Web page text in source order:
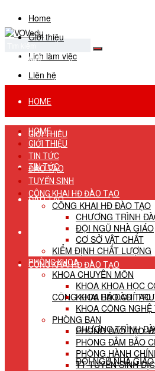
Home
Giới thiệu
Lịch làm việc
Liên hệ
No Result
View All Result
HOME
GIỚI THIỆU
TIN TỨC
ĐÀO TẠO
TUYỂN SINH
CÔNG KHAI HĐ ĐÀO TẠO
CÔNG KHAI HĐ ĐÀO TẠO
CHƯƠNG TRÌNH
ĐỘI NGŨ NHÀ GIÁO
HOME
GIỚI THIỆU
TIN TỨC
ĐÀO TẠO
TUYỂN SINH
CÔNG KHAI HĐ ĐÀO TẠO
CÔNG KHAI HĐ ĐÀO TẠO
CHƯƠNG TRÌNH
ĐỘI NGŨ NHÀ GIÁO
CƠ SỞ VẬT CHẤT
KIỂM ĐỊNH CHẤT LƯỢNG
PHÒNG KHOA
KHOA CHUYÊN MÔN
KHOA KHOA HỌC
KHOA BÁO CHÍ
KHOA CÔNG
PHÒNG BAN
PHÒNG ĐÀO TẠO
PHÒNG ĐẢM BẢO
PHÒNG HÀNH
TT TUYỂN SINH